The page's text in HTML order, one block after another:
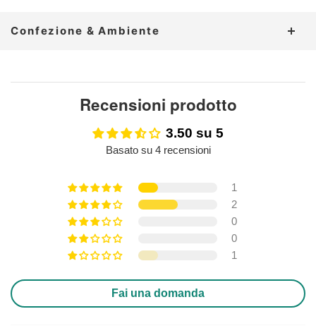
Confezione & Ambiente
Vaso Capsula acciaio
FE 40
Metallo
Pulisci le confezioni sporche prima di riciclarle.
Recensioni prodotto
3.50 su 5
Basato su 4 recensioni
1
2
0
0
1
Fai una domanda